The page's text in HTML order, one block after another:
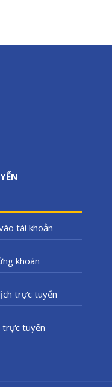
tài khoản
khoán
trực tuyến
trực tuyến